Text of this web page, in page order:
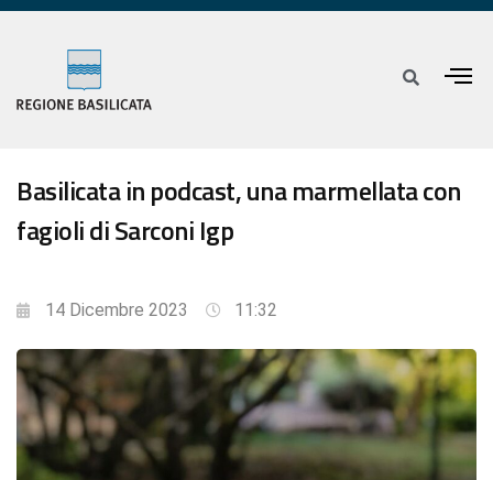
Basilicata in podcast, una marmellata con
fagioli di Sarconi Igp
14 Dicembre 2023 11:32